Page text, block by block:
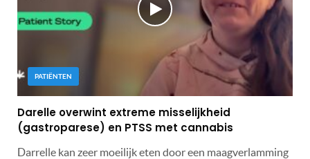
PATIËNTEN
Darelle overwint extreme misselijkheid
(gastroparese) en PTSS met cannabis
Darrelle kan zeer moeilijk eten door een maagverlamming